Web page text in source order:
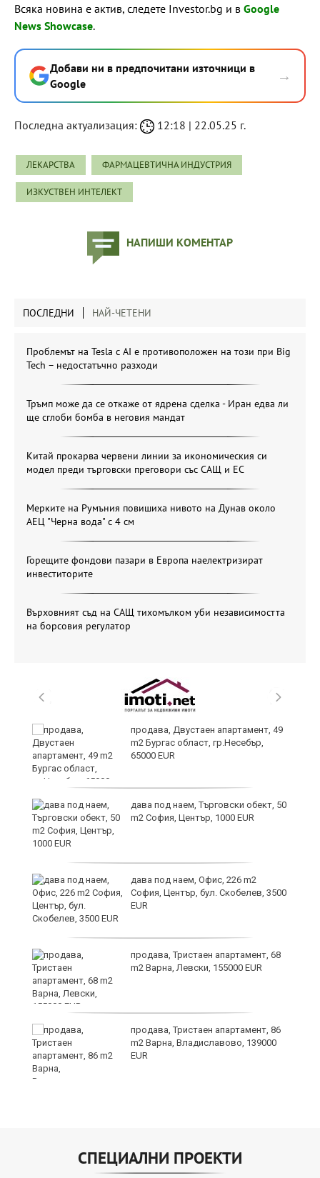
Всяка новина е актив, следете Investor.bg и в Google
News Showcase.
Добави ни в предпочитани източници в
Google
→
Последна актуализация: 12:18 | 22.05.25 г.
ЛЕКАРСТВА ФАРМАЦЕВТИЧНА ИНДУСТРИЯ
ИЗКУСТВЕН ИНТЕЛЕКТ
НАПИШИ КОМЕНТАР
ПОСЛЕДНИ НАЙ-ЧЕТЕНИ
Проблемът на Tesla с AI е противоположен на този при Big
Tech – недостатъчно разходи
Тръмп може да се откаже от ядрена сделка - Иран едва ли
ще сглоби бомба в неговия мандат
Китай прокарва червени линии за икономическия си
модел преди търговски преговори със САЩ и ЕС
Мерките на Румъния повишиха нивото на Дунав около
АЕЦ "Черна вода" с 4 см
Горещите фондови пазари в Европа наелектризират
инвеститорите
Върховният съд на САЩ тихомълком уби независимостта
на борсовия регулатор
продава, Двустаен апартамент, 49
m2 Бургас област, гр.Несебър,
65000 EUR
дава под наем, Търговски обект, 50
m2 София, Център, 1000 EUR
дава под наем, Офис, 226 m2
София, Център, бул. Скобелев, 3500
EUR
продава, Тристаен апартамент, 68
m2 Варна, Левски, 155000 EUR
продава, Тристаен апартамент, 86
m2 Варна, Владиславово, 139000
EUR
СПЕЦИАЛНИ ПРОЕКТИ